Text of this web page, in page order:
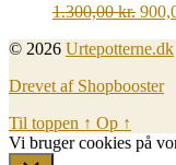
1.300,00kr.
was:
© 2026 Urtepotterne.dk
Drevet af Shopbooster
Til toppen ↑ Op ↑
Vi bruger cookies på